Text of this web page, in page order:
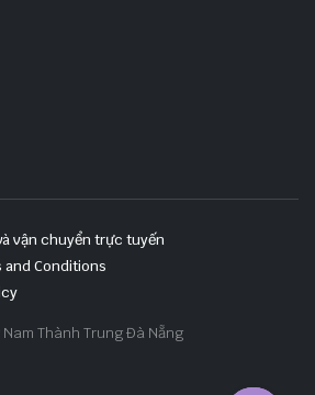
vận chuyển trực tuyến
and Conditions
Nam Thành Trung Đà Nẵng